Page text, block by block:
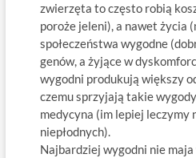
zwierzęta to często robią
poroże jeleni), a nawet życia
społeczeństwa wygodne
genów, a żyjące w
wygodni produkują większy
czemu sprzyjają takie
medycyna (im lepiej leczymy
niepłodnych).
Najbardziej wygodni nie maja